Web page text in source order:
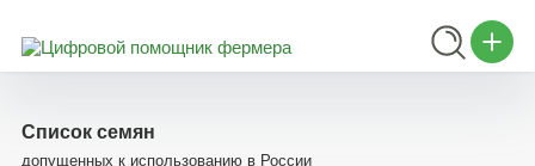
Список семян
допущенных к использованию в России